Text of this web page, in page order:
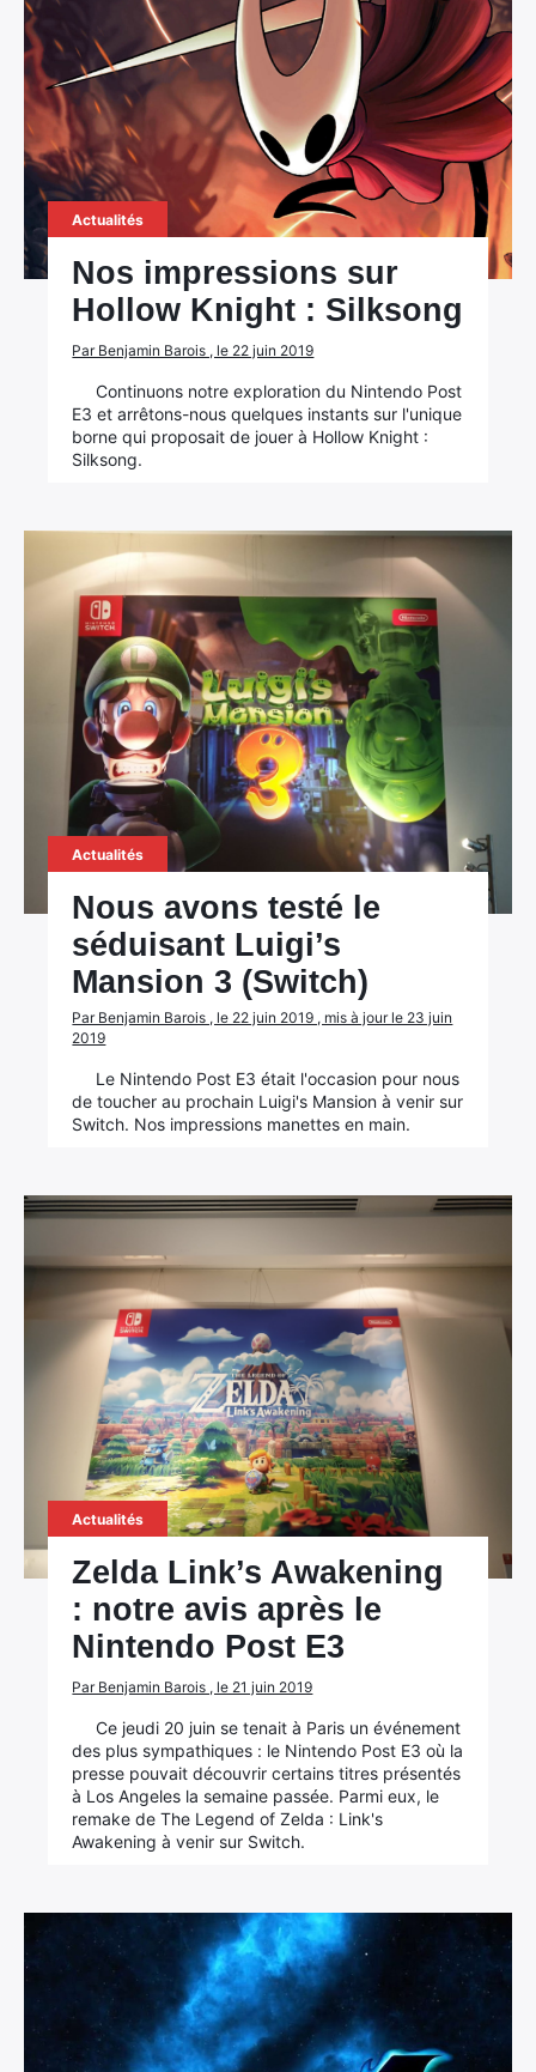
Actualités
Nos impressions sur
Hollow Knight : Silksong
Par Benjamin Barois , le 22 juin 2019
Continuons notre exploration du Nintendo Post
E3 et arrêtons-nous quelques instants sur l'unique
borne qui proposait de jouer à Hollow Knight :
Silksong.
Actualités
Nous avons testé le
séduisant Luigi’s
Mansion 3 (Switch)
Par Benjamin Barois , le 22 juin 2019 , mis à jour le 23 juin
2019
Le Nintendo Post E3 était l'occasion pour nous
de toucher au prochain Luigi's Mansion à venir sur
Switch. Nos impressions manettes en main.
Actualités
Zelda Link’s Awakening
: notre avis après le
Nintendo Post E3
Par Benjamin Barois , le 21 juin 2019
Ce jeudi 20 juin se tenait à Paris un événement
des plus sympathiques : le Nintendo Post E3 où la
presse pouvait découvrir certains titres présentés
à Los Angeles la semaine passée. Parmi eux, le
remake de The Legend of Zelda : Link's
Awakening à venir sur Switch.